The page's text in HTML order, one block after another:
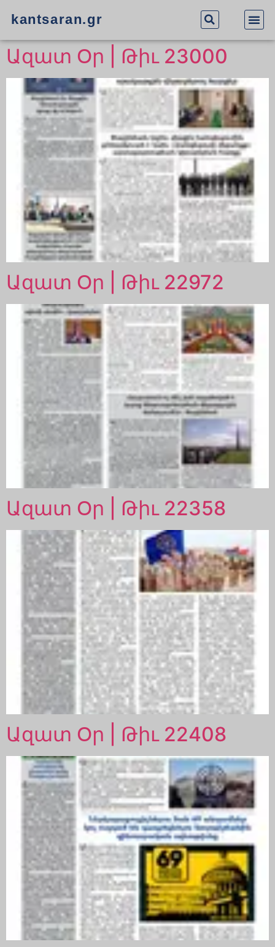
kantsaran.gr
Ազատ Օր | Թիւ 23000
Ազատ Օր | Թիւ 22972
Ազատ Օր | Թիւ 22358
Ազատ Օր | Թիւ 22408